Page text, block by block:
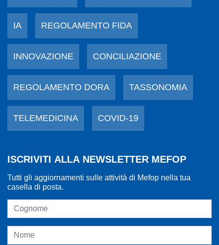
IA REGOLAMENTO FIDA
INNOVAZIONE CONCILIAZIONE
REGOLAMENTO DORA TASSONOMIA
TELEMEDICINA COVID-19
ISCRIVITI ALLA NEWSLETTER MEFOP
Tutti gli aggiornamenti sulle attività di Mefop nella tua
casella di posta.